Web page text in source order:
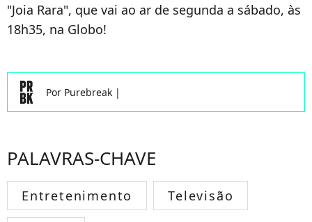
"Joia Rara", que vai ao ar de segunda a sábado, às
18h35, na Globo!
Por Purebreak |
PALAVRAS-CHAVE
Entretenimento Televisão